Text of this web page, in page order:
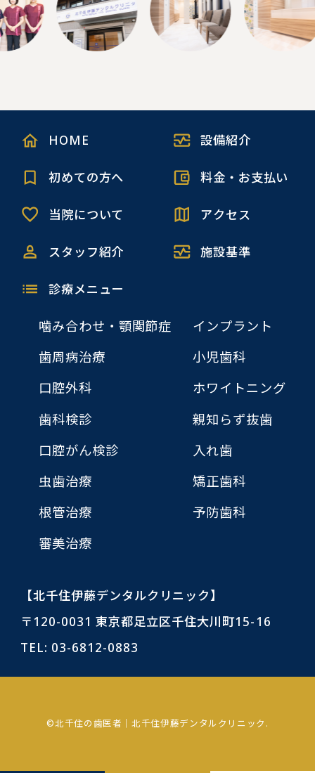
HOME
初めての方へ
当院について
スタッフ紹介
設備紹介
料金・お支払い
アクセス
施設基準
診療メニュー
噛み合わせ・顎関節症
歯周病治療
口腔外科
歯科検診
口腔がん検診
虫歯治療
根管治療
審美治療
インプラント
小児歯科
ホワイトニング
親知らず抜歯
入れ歯
矯正歯科
予防歯科
【北千住伊藤デンタルクリニック】
〒120-0031 東京都足立区千住大川町15-16
TEL: 03-6812-0883
©北千住の歯医者｜北千住伊藤デンタルクリニック.